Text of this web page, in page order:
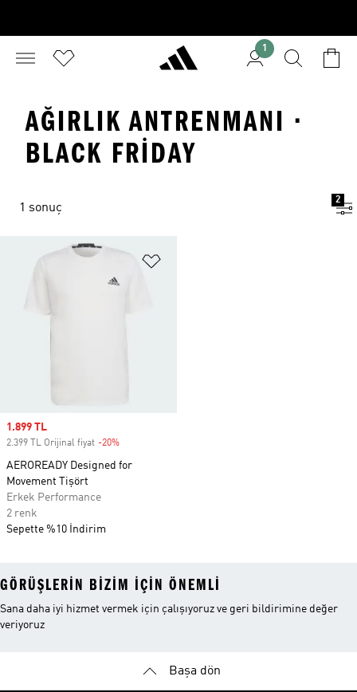
1
AĞIRLIK ANTRENMANI ·
BLACK FRIDAY
1 sonuç
2
Sale price
1.899 TL
2.399 TL Orijinal fiyat -20%
AEROREADY Designed for
Movement Tişört
Erkek Performance
2 renk
Sepette %10 İndirim
GÖRÜŞLERIN BIZIM IÇIN ÖNEMLI
Sana daha iyi hizmet vermek için çalışıyoruz ve geri bildirimine değer
veriyoruz
Başa dön